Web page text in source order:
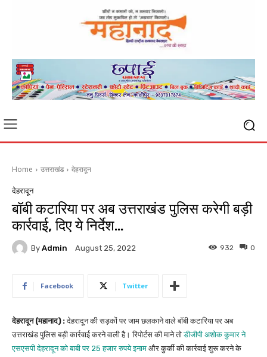
Home उत्तराखंड देहरादून
देहरादून
बॉबी कटारिया पर अब उत्तराखंड पुलिस करेगी बड़ी
कार्रवाई, दिए ये निर्देश…
By Admin August 25, 2022 0
932
Facebook Twitter
देहरादून (महानाद) :देहरादून की सड़कों पर जाम छलकाने वाले बॉबी कटारिया पर अब
उत्तराखंड पुलिस बड़ी कार्रवाई करने वाली है। रिपोर्टस की माने तोडीजीपी अशोक कुमार ने
एसएसपी देहरादून को बाबी पर 25 हजार रुपये इनाम और कुर्की की कार्रवाई शुरू करने के